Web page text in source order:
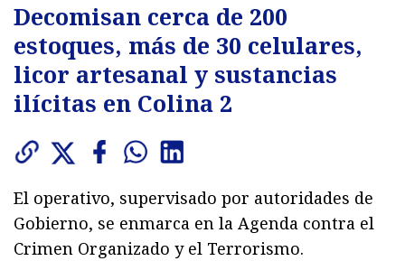
Decomisan cerca de 200
estoques, más de 30 celulares,
licor artesanal y sustancias
ilícitas en Colina 2
El operativo, supervisado por autoridades de
Gobierno, se enmarca en la Agenda contra el
Crimen Organizado y el Terrorismo.